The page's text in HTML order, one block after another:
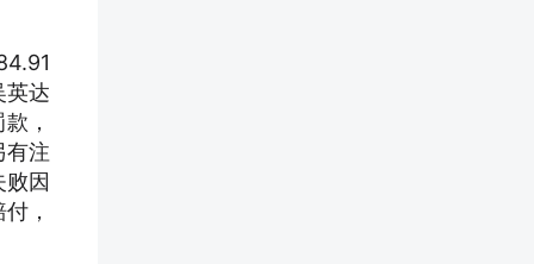
英达
，
有注
因
，